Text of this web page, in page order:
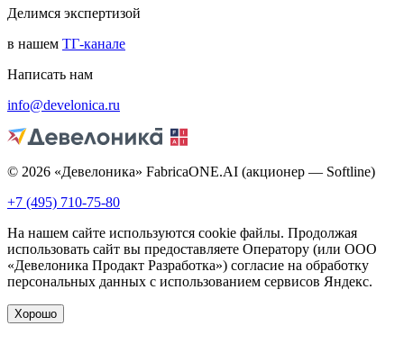
Делимся экспертизой
в нашем ТГ-канале
Написать нам
info@develonica.ru
© 2026 «Девелоника» FabricaONE.AI (акционер — Softline)
+7 (495) 710-75-80
На нашем сайте используются cookie файлы. Продолжая
использовать сайт вы предоставляете Оператору (или ООО
«Девелоника Продакт Разработка») согласие на обработку
персональных данных с использованием сервисов Яндекс.
Хорошо